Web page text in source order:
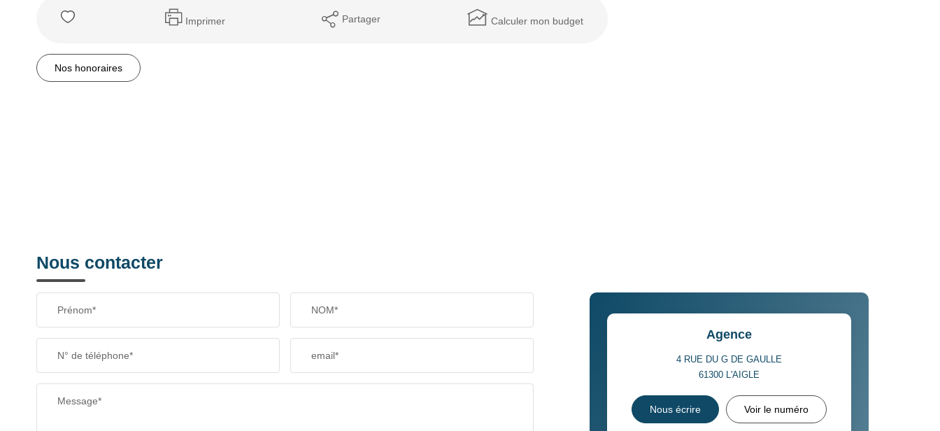
Imprimer Partager Calculer mon budget
Nos honoraires
Nous contacter
Prénom* NOM*
N° de téléphone* email*
Message*
Agence
4 RUE DU G DE GAULLE
61300 L'AIGLE
Nous écrire Voir le numéro